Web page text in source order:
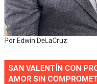
Por Edwin DeLaCruz
SAN VALENTÍN CON
AMOR SIN